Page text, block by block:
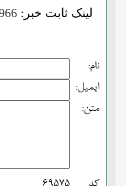
لینک ثابت خبر:
نام:
ایمیل:
متن: